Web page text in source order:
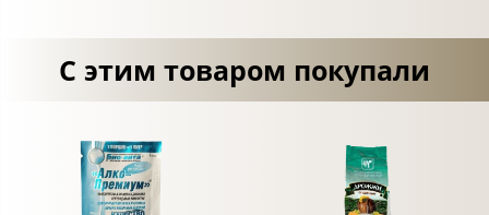
С этим товаром покупали